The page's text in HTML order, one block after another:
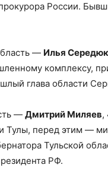
России.
— Илья Середюк
комплексу,
глава области
— Дмитрий Миляев,
Тулы, перед этим —
Тульской
РФ.